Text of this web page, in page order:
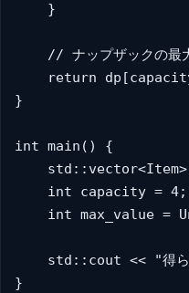
    }
// ナップザックの最
return
}
int main() {
    int capacity = 4;
int max_value =
std::cout << "得
}